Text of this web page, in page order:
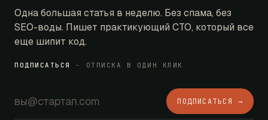
Одна большая статья в неделю. Без спама, без
SEO-воды. Пишет практикующий CTO, который все
еще шипит код.
ПОДПИСАТЬСЯ - ОТПИСКА В ОДИН КЛИК
ПОДПИСАТЬСЯ →